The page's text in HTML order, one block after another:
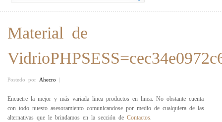
Material de
Postedo por Ahecro |
Encuetre la mejor y más variada linea productos en linea. No obstante cuenta
con todo nuesto asesoramiento comunicandose por medio de cualquiera de las
alternativas que le brindamos en la sección de Contactos